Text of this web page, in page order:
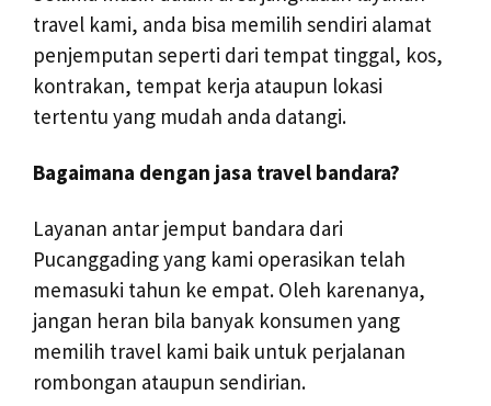
travel kami, anda bisa memilih sendiri alamat
penjemputan seperti dari tempat tinggal, kos,
kontrakan, tempat kerja ataupun lokasi
tertentu yang mudah anda datangi.
Bagaimana dengan jasa travel bandara?
Layanan antar jemput bandara dari
Pucanggading yang kami operasikan telah
memasuki tahun ke empat. Oleh karenanya,
jangan heran bila banyak konsumen yang
memilih travel kami baik untuk perjalanan
rombongan ataupun sendirian.